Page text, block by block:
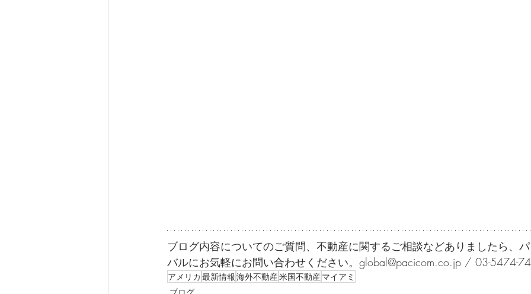
ブログ内容についてのご質問、不動産に関するご相談などありましたら、
バルにお気軽にお問い合わせください。global@pacicom.co.jp / 03-5474-
アメリカ 最新情報海外不動産米国不動産マイアミ